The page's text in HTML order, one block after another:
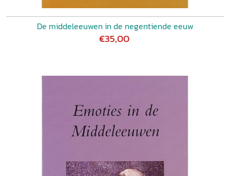
De middeleeuwen in de negentiende eeuw
€35,00